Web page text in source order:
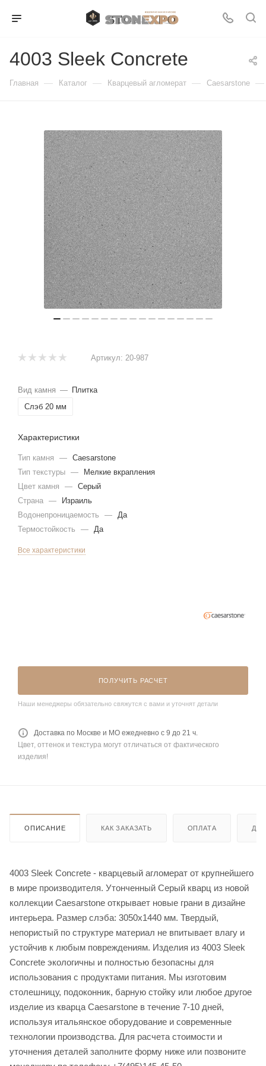
4003 Sleek Concrete
Главная — Каталог — Кварцевый агломерат — Caesarstone —
Артикул: 20-987
Вид камня — Плитка
Слэб 20 мм
Характеристики
Тип камня — Caesarstone
Тип текстуры —
Мелкие вкрапления
Цвет камня
— Серый
Страна —
Израиль
Водонепроницаемость
—
Да
Термостойкость
— Да
Все характеристики
ПОЛУЧИТЬ РАСЧЕТ
Наши менеджеры обязательно свяжутся с вами и уточнят детали
Доставка по Москве и МО ежедневно с 9 до 21 ч.
Цвет, оттенок и текстура могут отличаться от фактического
изделия!
ОПИСАНИЕ КАК ЗАКАЗАТЬ ОПЛАТА
4003 Sleek Concrete - кварцевый агломерат от крупнейшего
в мире производителя. Утонченный Серый кварц из новой
коллекции Caesarstone открывает новые грани в дизайне
интерьера. Размер слэба: 3050х1440 мм. Твердый,
непористый по структуре материал не впитывает влагу и
устойчив к любым повреждениям. Изделия из 4003 Sleek
Concrete экологичны и полностью безопасны для
использования с продуктами питания. Мы изготовим
столешницу, подоконник, барную стойку или любое другое
изделие из кварца Caesarstone в течение 7-10 дней,
используя итальянское оборудование и современные
технологии производства. Для расчета стоимости и
уточнения деталей заполните форму ниже или позвоните